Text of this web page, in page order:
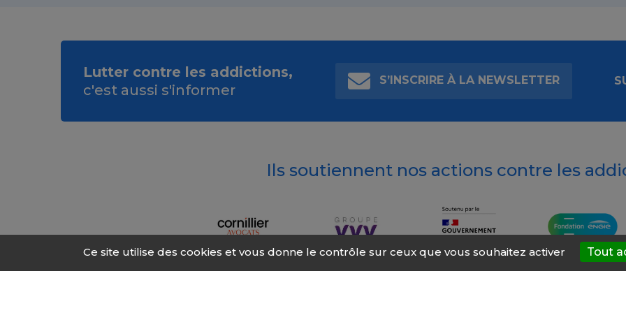
Lutter contre les addictions,
c'est aussi s'informer
S’INSCRIRE À LA NEWSLETTER
Ils soutiennent nos actions contre les
Ce site utilise des cookies et vous donne le contrôle sur ceux que vous souhaitez activer Tout